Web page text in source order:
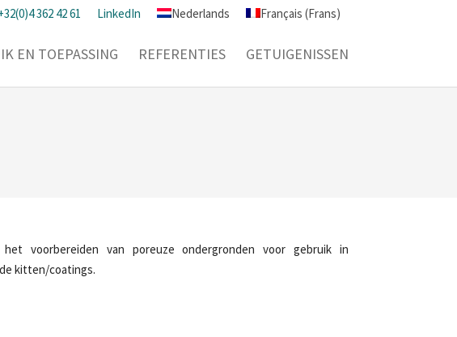
362 42 61 LinkedIn Nederlands Français (Frans)
EN TOEPASSING REFERENTIES GETUIGENISSEN
het voorbereiden van poreuze ondergronden voor gebruik in
kitten/coatings.